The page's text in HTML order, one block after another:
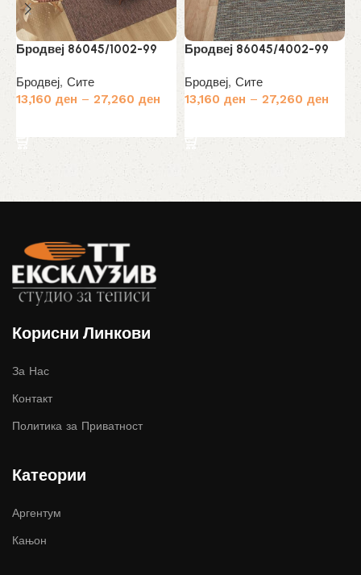
Бродвеј 86045/1002-99
Бродвеј, Сите
13,160 ден – 27,260 ден
Бродвеј 86045/4002-99
Бродвеј, Сите
13,160 ден – 27,260 ден
Корисни Линкови
За Нас
Контакт
Политика за Приватност
Катеории
Аргентум
Кањон